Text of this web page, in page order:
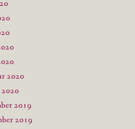
2020
2019
2019